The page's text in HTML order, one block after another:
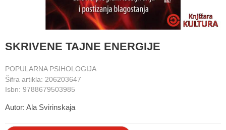
SKRIVENE TAJNE ENERGIJE
POPULARNA PSIHOLOGIJA
Šifra artikla: 206203647
Isbn: 9788679503985
Autor: Ala Svirinskaja